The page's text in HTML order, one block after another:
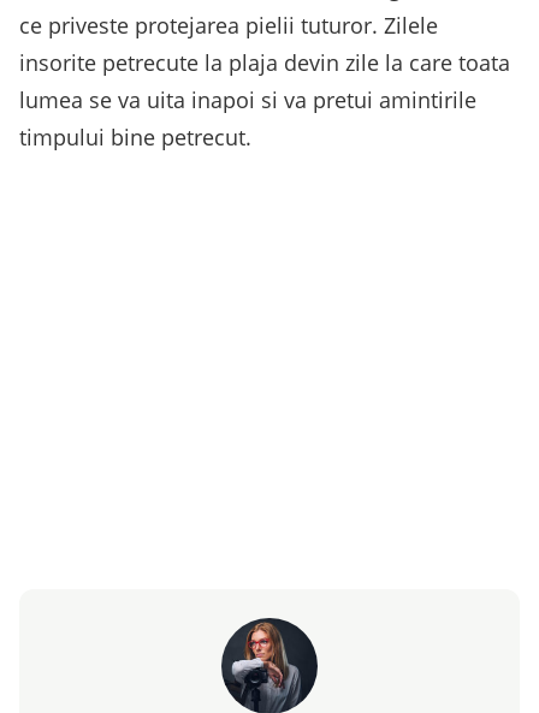
ce priveste protejarea pielii tuturor. Zilele
insorite petrecute la plaja devin zile la care toata
lumea se va uita inapoi si va pretui amintirile
timpului bine petrecut.